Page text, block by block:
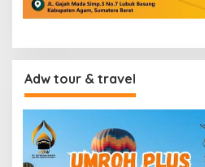
Adw tour & travel